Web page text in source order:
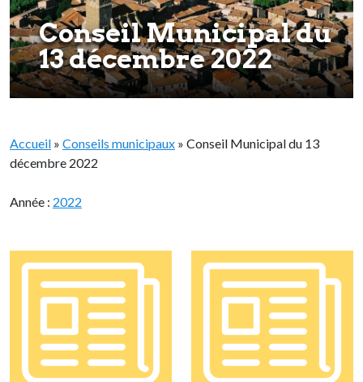
Conseil Municipal du
13 décembre 2022
Accueil » Conseils municipaux » Conseil Municipal du 13
décembre 2022
Année : 2022